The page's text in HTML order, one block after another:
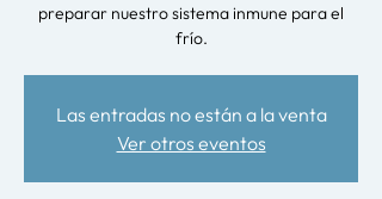
preparar nuestro sistema inmune para el
Las entradas no están a la venta
Ver otros eventos